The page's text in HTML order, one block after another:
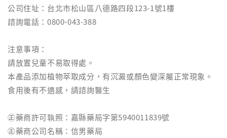
公司住址：台北市松山區八德路四段123-1號1樓
諮詢電話：0800-043-388
注意事項：
請放置兒童不易取得處。
本產品添加植物萃取成分，有沉澱或顏色變深屬正常現象。
食用後有不適感，請諮詢醫生
㊣藥商許可執照：嘉縣藥局字第5940011839號
㊣藥商公司名稱：信男藥局